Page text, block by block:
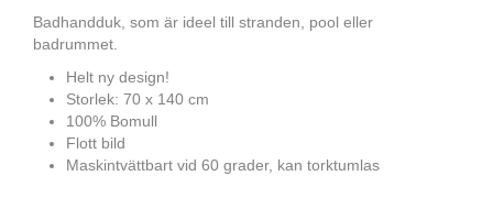
Badhandduk, som är ideel till stranden, pool eller
badrummet.
Helt ny design!
Storlek: 70 x 140 cm
100% Bomull
Flott bild
Maskintvättbart vid 60 grader, kan torktumlas